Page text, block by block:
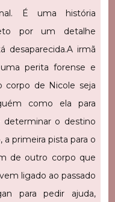
É uma história
por um detalhe
desaparecida.A irmã
perita forense e
corpo de Nicole seja
como ela para
determinar o destino
primeira pista para o
de outro corpo que
ligado ao passado
para pedir ajuda,